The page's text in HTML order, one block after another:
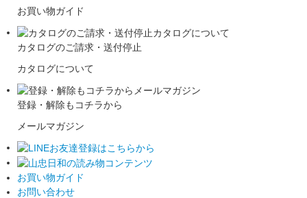
お買い物ガイド
カタログのご請求・送付停止
カタログについて
登録・解除もコチラから
メールマガジン
お買い物ガイド
お問い合わせ